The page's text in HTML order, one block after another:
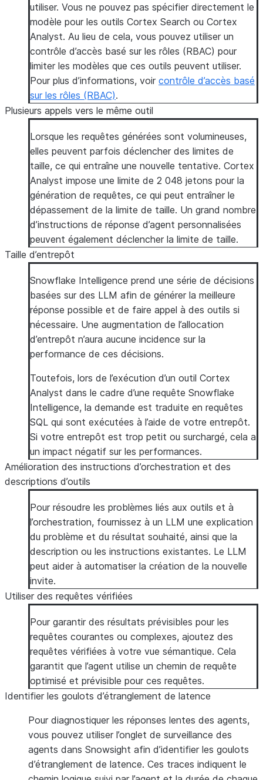
utiliser. Vous ne pouvez pas spécifier directement le
modèle pour les outils Cortex Search ou Cortex
Analyst. Au lieu de cela, vous pouvez utiliser un
contrôle d’accès basé sur les rôles (RBAC) pour
limiter les modèles que ces outils peuvent utiliser.
Pour plus d’informations, voir contrôle d’accès basé
sur les rôles (RBAC).
Plusieurs appels vers le même outil
Lorsque les requêtes générées sont volumineuses,
elles peuvent parfois déclencher des limites de
taille, ce qui entraîne une nouvelle tentative. Cortex
Analyst impose une limite de 2 048 jetons pour la
génération de requêtes, ce qui peut entraîner le
dépassement de la limite de taille. Un grand nombre
d’instructions de réponse d’agent personnalisées
peuvent également déclencher la limite de taille.
Taille d’entrepôt
Snowflake Intelligence prend une série de décisions
basées sur des LLM afin de générer la meilleure
réponse possible et de faire appel à des outils si
nécessaire. Une augmentation de l’allocation
d’entrepôt n’aura aucune incidence sur la
performance de ces décisions.
Toutefois, lors de l’exécution d’un outil Cortex
Analyst dans le cadre d’une requête Snowflake
Intelligence, la demande est traduite en requêtes
SQL qui sont exécutées à l’aide de votre entrepôt.
Si votre entrepôt est trop petit ou surchargé, cela a
un impact négatif sur les performances.
Amélioration des instructions d’orchestration et des
descriptions d’outils
Pour résoudre les problèmes liés aux outils et à
l’orchestration, fournissez à un LLM une explication
du problème et du résultat souhaité, ainsi que la
description ou les instructions existantes. Le LLM
peut aider à automatiser la création de la nouvelle
invite.
Utiliser des requêtes vérifiées
Pour garantir des résultats prévisibles pour les
requêtes courantes ou complexes, ajoutez des
requêtes vérifiées à votre vue sémantique. Cela
garantit que l’agent utilise un chemin de requête
optimisé et prévisible pour ces requêtes.
Identifier les goulots d’étranglement de latence
Pour diagnostiquer les réponses lentes des agents,
vous pouvez utiliser l’onglet de surveillance des
agents dans Snowsight afin d’identifier les goulots
d’étranglement de latence. Ces traces indiquent le